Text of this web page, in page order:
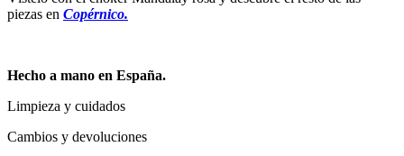
piezas en Copérnico.
Hecho a mano en España.
Limpieza y cuidados
Cambios y devoluciones